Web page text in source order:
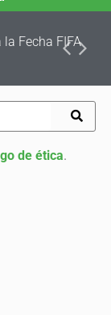
Fecha FIFA
de ética.